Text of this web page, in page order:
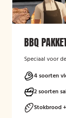
BBQ
Speciaal voor
4 soorten
2 soorten
Stokbrood